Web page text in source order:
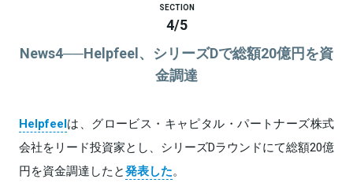
SECTION
4/5
News4──Helpfeel、シリーズDで総額20億円を資
金調達
Helpfeelは、グロービス・キャピタル・パートナーズ株式
会社をリード投資家とし、シリーズDラウンドにて総額20億
円を資金調達したと発表した。